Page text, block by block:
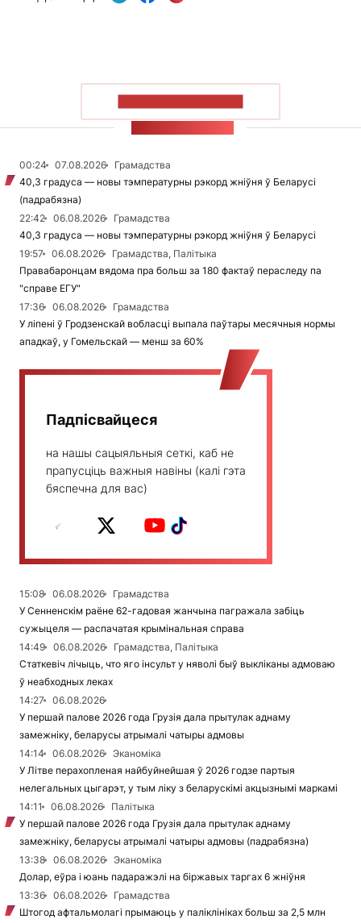
00:24 07.08.2026
Грамадства
40,3 градуса — новы тэмпературны рэкорд жніўня ў Беларусі
(падрабязна)
22:42
06.08.2026
Грамадства
40,3 градуса — новы тэмпературны рэкорд жніўня ў Беларусі
19:57
06.08.2026
Грамадства, Палітыка
Правабаронцам вядома пра больш за 180 фактаў пераследу па
"справе ЕГУ"
17:36
06.08.2026
Грамадства
У ліпені ў Гродзенскай вобласці выпала паўтары месячныя нормы
ападкаў, у Гомельскай — менш за 60%
Падпісвайцеся
на нашы сацыяльныя сеткі, каб не
прапусціць важныя навіны (калі гэта
бяспечна для вас)
15:08 06.08.2026
Грамадства
У Сенненскім раёне 62-гадовая жанчына пагражала забіць
сужыцеля — распачатая крымінальная справа
14:49
06.08.2026
Грамадства, Палітыка
Статкевіч лічыць, что яго інсульт у няволі быў выкліканы адмоваю
ў неабходных леках
14:27
06.08.2026
У першай палове 2026 года Грузія дала прытулак аднаму
замежніку, беларусы атрымалі чатыры адмовы
14:14
06.08.2026
Эканоміка
У Літве перахопленая найбуйнейшая ў 2026 годзе партыя
нелегальных цыгарэт, у тым ліку з беларускімі акцызнымі маркамі
14:11
06.08.2026
Палітыка
У першай палове 2026 года Грузія дала прытулак аднаму
замежніку, беларусы атрымалі чатыры адмовы (падрабязна)
13:38
06.08.2026
Эканоміка
Долар, еўра і юань падаражэлі на біржавых таргах 6 жніўня
13:36
06.08.2026
Грамадства
Штогод афтальмолагі прымаюць у паліклініках больш за 2,5 млн